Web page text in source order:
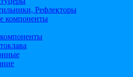
Рефлекторы
компоненты